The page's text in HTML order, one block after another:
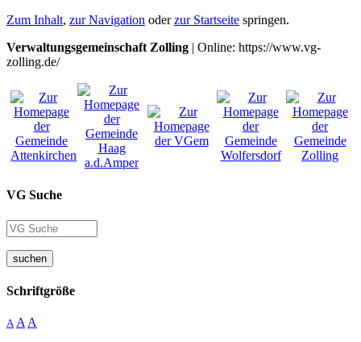
Zum Inhalt, zur Navigation oderzur Startseite springen.
Verwaltungsgemeinschaft Zolling | Online: https://www.vg-
zolling.de/
VG Suche
suchen
Schriftgröße
A A A